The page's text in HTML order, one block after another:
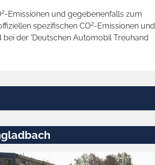
2-Emissionen und gegebenenfalls zum
spezifischen CO2-Emissionen und
der 'Deutschen Automobil Treuhand